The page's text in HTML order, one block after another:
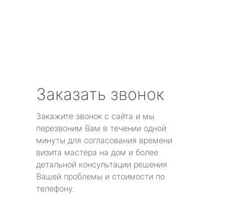
Заказать звонок
Закажите звонок с сайта и мы
перезвоним Вам в течении одной
минуты для согласования времени
визита мастера на дом и более
детальной консультации решения
Вашей проблемы и стоимости по
телефону.